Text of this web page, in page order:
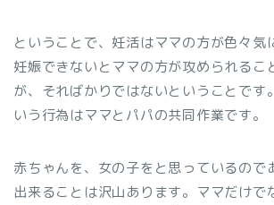
ということで、妊活はママの方が色々気
妊娠できないとママの方が攻められるこ
が、そればかりではないということです
いう行為はママとパパの共同作業です。
赤ちゃんを、女の子をと思っているので
出来ることは沢山あります。ママだけで